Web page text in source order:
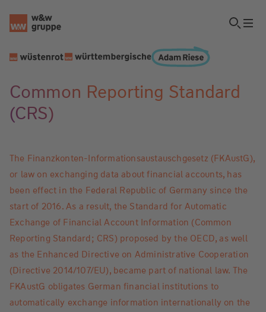
Common Reporting Standard
(CRS)
The Finanzkonten-Informationsaustauschgesetz (FKAustG),
or law on exchanging data about financial accounts, has
been effect in the Federal Republic of Germany since the
start of 2016. As a result, the Standard for Automatic
Exchange of Financial Account Information (Common
Reporting Standard; CRS) proposed by the OECD, as well
as the Enhanced Directive on Administrative Cooperation
(Directive 2014/107/EU), became part of national law. The
FKAustG obligates German financial institutions to
automatically exchange information internationally on the